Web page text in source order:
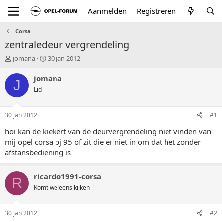
Aanmelden Registreren
Corsa
zentraledeur vergrendeling
T
p
t
a
r
t
e
r
jomana
S
a
u
30 jan 2012
J jomana
Lid
30 jan 2012 #1
hoi kan de kiekert van de deurvergrendeling niet vinden van
mij opel corsa bj 95 of zit die er niet in om dat het zonder
afstansbediening is
R ricardo1991-corsa
Komt weleens kijken
30 jan 2012 #2